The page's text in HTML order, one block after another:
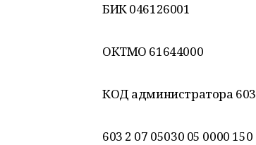
БИК 046126001
ОКТМО 61644000
КОД администратора 603
603 2 07 05030 05 0000 150